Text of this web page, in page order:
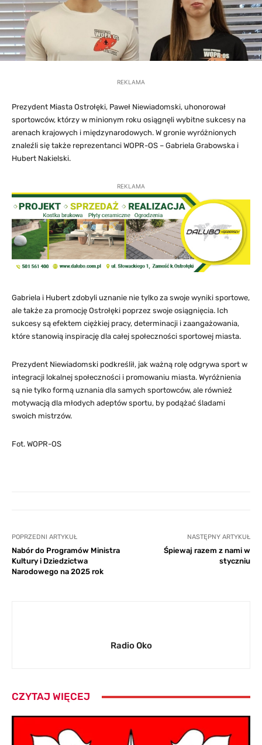
REKLAMA
Prezydent Miasta Ostrołęki, Paweł Niewiadomski, uhonorował
sportowców, którzy w minionym roku osiągnęli wybitne sukcesy na
arenach krajowych i międzynarodowych. W gronie wyróżnionych
znaleźli się także reprezentanci WOPR-OS – Gabriela Grabowska i
Hubert Nakielski.
REKLAMA
Gabriela i Hubert zdobyli uznanie nie tylko za swoje wyniki sportowe,
ale także za promocję Ostrołęki poprzez swoje osiągnięcia. Ich
sukcesy są efektem ciężkiej pracy, determinacji i zaangażowania,
które stanowią inspirację dla całej społeczności sportowej miasta.
Prezydent Niewiadomski podkreślił, jak ważną rolę odgrywa sport w
integracji lokalnej społeczności i promowaniu miasta. Wyróżnienia
są nie tylko formą uznania dla samych sportowców, ale również
motywacją dla młodych adeptów sportu, by podążać śladami
swoich mistrzów.
Fot. WOPR-OS
POPRZEDNI ARTYKUŁ
Nabór do Programów Ministra
Kultury i Dziedzictwa
Narodowego na 2025 rok
NASTĘPNY ARTYKUŁ
Śpiewaj razem z nami w
styczniu
Radio Oko
CZYTAJ WIĘCEJ